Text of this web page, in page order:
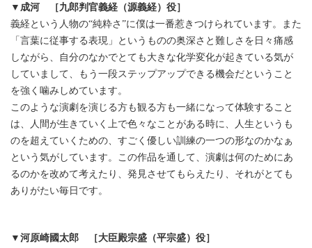
▼成河 ［九郎判官義経（源義経）役］
義経という人物の“純粋さ”に僕は一番惹きつけられています。また
「言葉に従事する表現」というものの奥深さと難しさを日々痛感
しながら、自分のなかでとても大きな化学変化が起きている気が
していまして、もう一段ステップアップできる機会だということ
を強く噛みしめています。
このような演劇を演じる方も観る方も一緒になって体験すること
は、人間が生きていく上で色々なことがある時に、人生というも
のを超えていくための、すごく優しい訓練の一つの形なのかなぁ
という気がしています。この作品を通して、演劇は何のためにあ
るのかを改めて考えたり、発見させてもらえたり、それがとても
ありがたい毎日です。
▼河原崎國太郎 ［大臣殿宗盛（平宗盛）役］